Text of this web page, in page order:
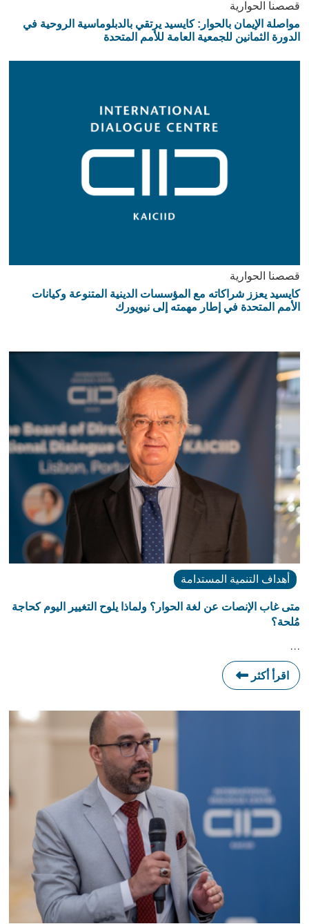
قصصنا الحوارية
مواصلة الإيمان بالحوار: كايسيد يرتقي بالدبلوماسية الروحية في
الدورة الثمانين للجمعية العامة للأمم المتحدة
قصصنا الحوارية
كايسيد يعزز شراكاته مع المؤسسات الدينية المتنوعة وكيانات
الأمم المتحدة في إطار مهمته إلى نيويورك
أهداف التنمية المستدامة
متى غاب الإنصات عن لغة الحوار؟ ولماذا يلوح التغيير اليوم كحاجة
مُلحة؟
…
اقرأ أكثر